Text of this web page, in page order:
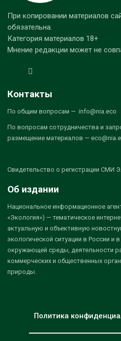
При копировании материалов
обязательна.
Категория материалов 18+
Мнение редакции может не
Контакты
По общим вопросам — info@nia.eco
По вопросам сотрудничества и
размещение материалов —
Свидетельство о регистрации СМИ
Об издании
Национальное информационное
«Экология») — тематическое
актуальную и объективную
экологической ситуации в России и
окружающей среды, деятельности
коммерческих и общественных
природы.
Политика